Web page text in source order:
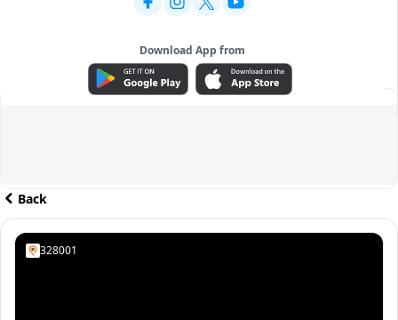
Download App from
ADVERTISEMENT
Back
328001